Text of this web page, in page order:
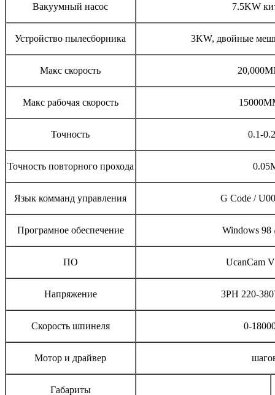
Вакуумный насос 7.5KW
Устройство пылесборника 3KW, двойные
Макс скорость
Макс рабочая скорость
Точность 0.1-
Точность повторного прохода
Язык комманд управления G Code /
Програмное обеспечение Windows 98
ПО UcanCam
Напряжение 3PH 220-
Скорость шпинеля 0-
Мотор и драйвер
Габариты